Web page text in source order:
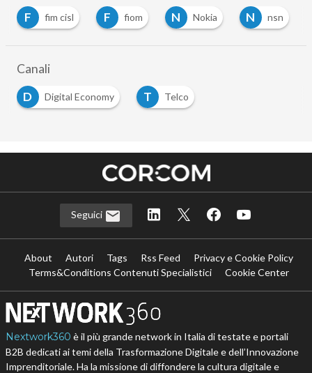
F
fiom N Nokia N nsn R Roberto
Canali
D
Digital Economy T Telco
Seguici
About Autori Tags Rss Feed
Privacy e Cookie Policy
Terms&Conditions Contenuti Specialistici
Cookie Center
Nextwork360 è il più grande network in Italia di testate e portali
B2B dedicati ai temi della Trasformazione Digitale e dell’Innovazione
Imprenditoriale. Ha la missione di diffondere la cultura digitale e